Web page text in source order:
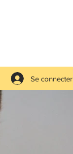
Se connecter